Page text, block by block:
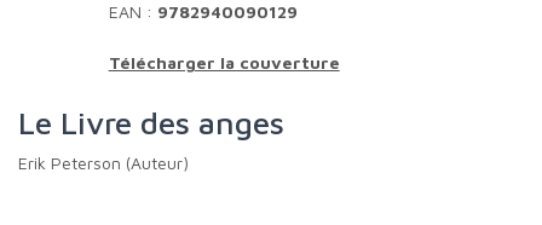
EAN : 9782940090129
Télécharger la couverture
Le Livre des anges
Erik Peterson (Auteur)